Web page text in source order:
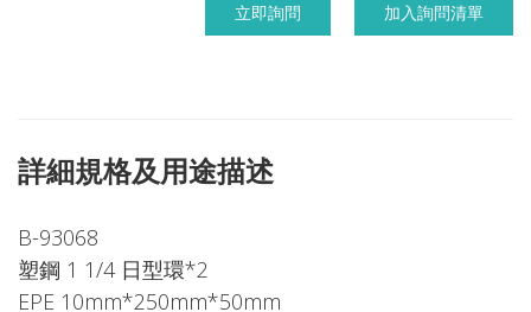
立即詢問 加入詢問清單
詳細規格及用途描述
B-93068
塑鋼 1 1/4 日型環*2
EPE 10mm*250mm*50mm